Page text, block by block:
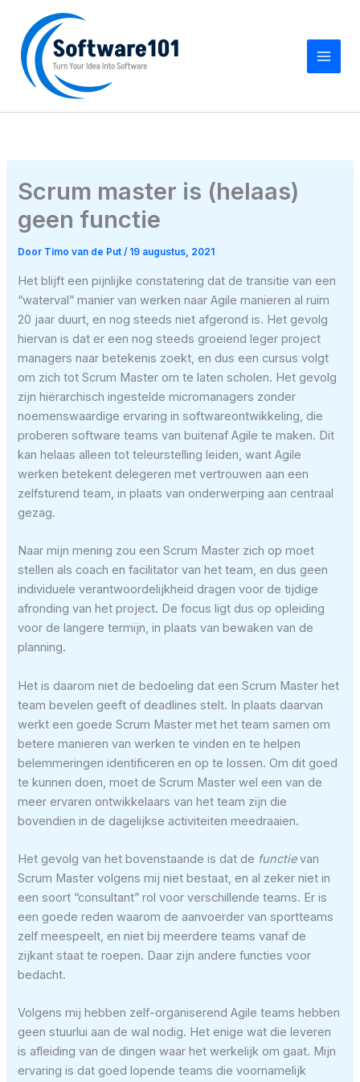
inhoud
Scrum master is (helaas)
geen functie
Door Timo van de Put/ 19 augustus, 2021
Het blijft een pijnlijke constatering dat de transitie van een
“waterval” manier van werken naar Agile manieren al ruim
20 jaar duurt, en nog steeds niet afgerond is. Het gevolg
hiervan is dat er een nog steeds groeiend leger project
managers naar betekenis zoekt, en dus een cursus volgt
om zich tot Scrum Master om te laten scholen. Het gevolg
zijn hiërarchisch ingestelde micromanagers zonder
noemenswaardige ervaring in softwareontwikkeling, die
proberen software teams van buitenaf Agile te maken. Dit
kan helaas alleen tot teleurstelling leiden, want Agile
werken betekent delegeren met vertrouwen aan een
zelfsturend team, in plaats van onderwerping aan centraal
gezag.
Naar mijn mening zou een Scrum Master zich op moet
stellen als coach en facilitator van het team, en dus geen
individuele verantwoordelijkheid dragen voor de tijdige
afronding van het project. De focus ligt dus op opleiding
voor de langere termijn, in plaats van bewaken van de
planning.
Het is daarom niet de bedoeling dat een Scrum Master het
team bevelen geeft of deadlines stelt. In plaats daarvan
werkt een goede Scrum Master met het team samen om
betere manieren van werken te vinden en te helpen
belemmeringen identificeren en op te lossen. Om dit goed
te kunnen doen, moet de Scrum Master wel een van de
meer ervaren ontwikkelaars van het team zijn die
bovendien in de dagelijkse activiteiten meedraaien.
Het gevolg van het bovenstaande is dat de functievan
Scrum Master volgens mij niet bestaat, en al zeker niet in
een soort “consultant” rol voor verschillende teams. Er is
een goede reden waarom de aanvoerder van sportteams
zelf meespeelt, en niet bij meerdere teams vanaf de
zijkant staat te roepen. Daar zijn andere functies voor
bedacht.
Volgens mij hebben zelf-organiserend Agile teams hebben
geen stuurlui aan de wal nodig. Het enige wat die leveren
is afleiding van de dingen waar het werkelijk om gaat. Mijn
ervaring is dat goed lopende teams die voornamelijk